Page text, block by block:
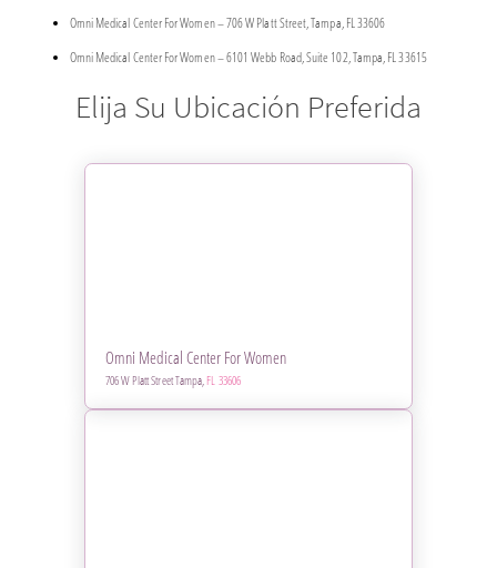
Omni Medical Center For Women – 706 W Platt Street, Tampa, FL 33606
Omni Medical Center For Women – 6101 Webb Road, Suite 102, Tampa, FL 33615
Elija Su Ubicación Preferida
Omni Medical Center For Women
706 W Platt Street Tampa,FL 33606